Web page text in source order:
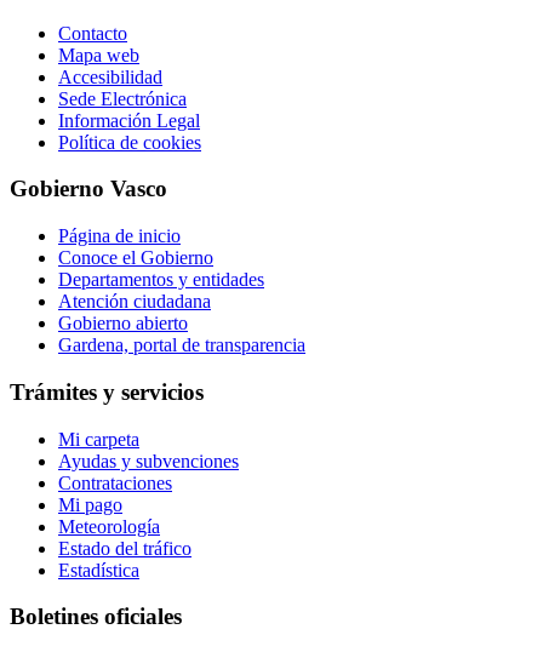
Contacto
Mapa web
Accesibilidad
Sede Electrónica
Información Legal
Política de cookies
Gobierno Vasco
Página de inicio
Conoce el Gobierno
Departamentos y entidades
Atención ciudadana
Gobierno abierto
Gardena, portal de transparencia
Trámites y servicios
Mi carpeta
Ayudas y subvenciones
Contrataciones
Mi pago
Meteorología
Estado del tráfico
Estadística
Boletines oficiales